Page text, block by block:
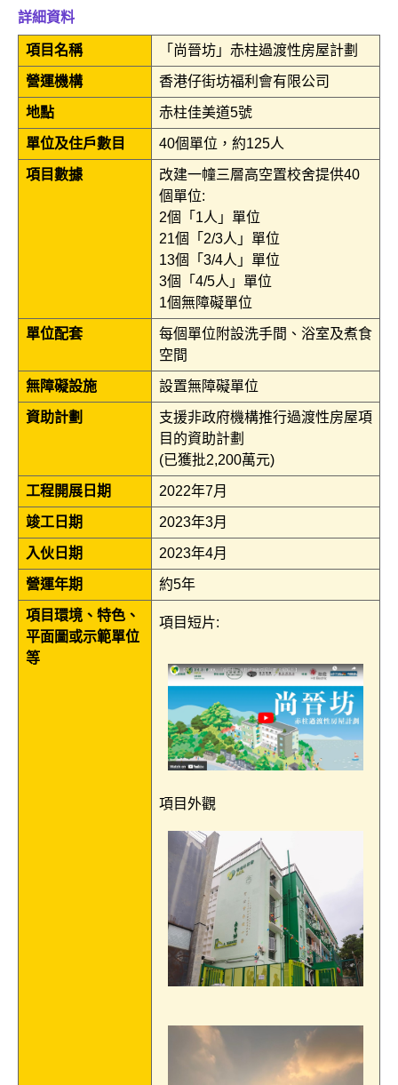
詳細資料
項目名稱 「尚晉坊」赤柱過渡性房屋計劃
營運機構 香港仔街坊福利會有限公司
地點 赤柱佳美道5號
單位及住戶數目 40個單位，約125人
項目數據
改建一幢三層高空置校舍提供40
個單位:
2個「1人」單位
21個「2/3人」單位
13個「3/4人」單位
3個「4/5人」單位
1個無障礙單位
單位配套
每個單位附設洗手間、浴室及煮食
空間
無障礙設施 設置無障礙單位
資助計劃
支援非政府機構推行過渡性房屋項
目的資助計劃
(已獲批2,200萬元)
工程開展日期 2022年7月
竣工日期 2023年3月
入伙日期 2023年4月
營運年期 約5年
項目環境、特色、
平面圖或示範單位
等
項目短片:
項目外觀